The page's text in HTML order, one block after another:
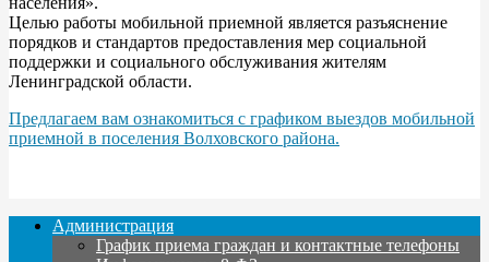
Целью работы мобильной приемной является разъяснение
порядков и стандартов предоставления мер социальной
поддержки и социального обслуживания жителям
Ленинградской области.
Предлагаем вам ознакомиться с графиком выездов мобильной
приемной в поселения Волховского района.
Администрация
График приема граждан и контактные телефоны